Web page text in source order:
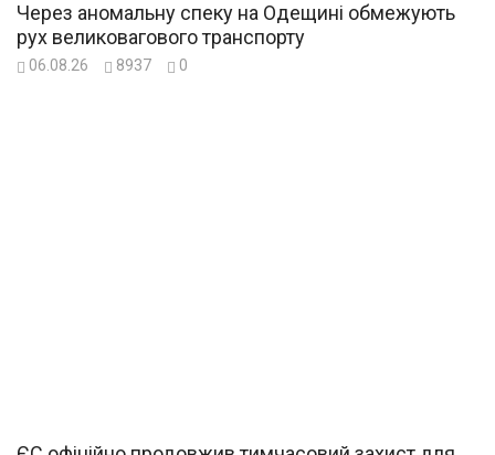
Через аномальну спеку на Одещині обмежують
рух великовагового транспорту
06.08.26 8937 0